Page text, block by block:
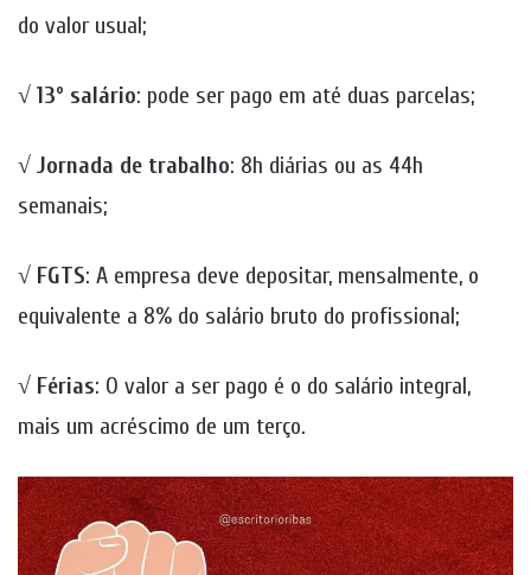
do valor usual;
√ 13º salário: pode ser pago em até duas parcelas;
√ Jornada de trabalho: 8h diárias ou as 44h
semanais;
√ FGTS: A empresa deve depositar, mensalmente, o
equivalente a 8% do salário bruto do profissional;
√ Férias: O valor a ser pago é o do salário integral,
mais um acréscimo de um terço.